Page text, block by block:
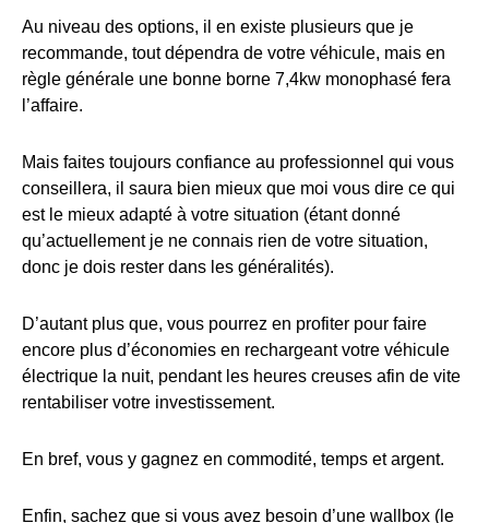
Au niveau des options, il en existe plusieurs que je
recommande, tout dépendra de votre véhicule, mais en
règle générale une bonne borne 7,4kw monophasé fera
l’affaire.
Mais faites toujours confiance au professionnel qui vous
conseillera, il saura bien mieux que moi vous dire ce qui
est le mieux adapté à votre situation (étant donné
qu’actuellement je ne connais rien de votre situation,
donc je dois rester dans les généralités).
D’autant plus que, vous pourrez en profiter pour faire
encore plus d’économies en rechargeant votre véhicule
électrique la nuit, pendant les heures creuses afin de vite
rentabiliser votre investissement.
En bref, vous y gagnez en commodité, temps et argent.
Enfin, sachez que si vous avez besoin d’une wallbox (le